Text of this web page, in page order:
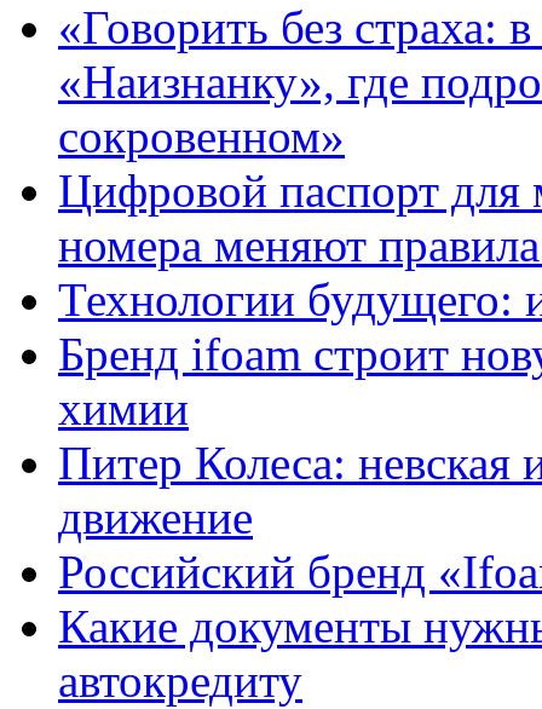
«Говорить без страха:
«Наизнанку», где
сокровенном»
Цифровой паспорт для
номера меняют
Технологии будущего:
Бренд ifoam строит
химии
Питер Колеса: невская
движение
Российский бренд
Какие документы
автокредиту